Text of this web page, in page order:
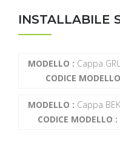
INSTALLABILE
MODELLO : Cappa
CODICE
MODELLO : Cappa
CODICE MODELLO :